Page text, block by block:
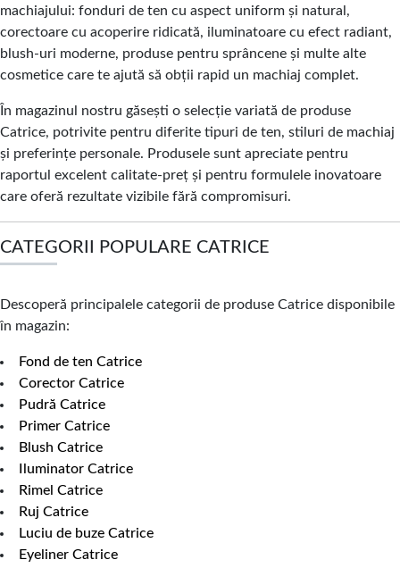
machiajului: fonduri de ten cu aspect uniform și natural,
corectoare cu acoperire ridicată, iluminatoare cu efect radiant,
blush-uri moderne, produse pentru sprâncene și multe alte
cosmetice care te ajută să obții rapid un machiaj complet.
În magazinul nostru găsești o selecție variată de produse
Catrice, potrivite pentru diferite tipuri de ten, stiluri de machiaj
și preferințe personale. Produsele sunt apreciate pentru
raportul excelent calitate-preț și pentru formulele inovatoare
care oferă rezultate vizibile fără compromisuri.
CATEGORII POPULARE CATRICE
Descoperă principalele categorii de produse Catrice disponibile
în magazin:
Fond de ten Catrice
Corector Catrice
Pudră Catrice
Primer Catrice
Blush Catrice
Iluminator Catrice
Rimel Catrice
Ruj Catrice
Luciu de buze Catrice
Eyeliner Catrice